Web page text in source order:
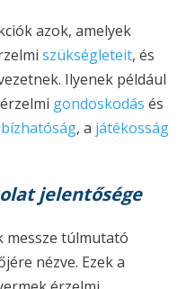
azok, amelyek
szükségleteit, és
Ilyenek például
gondoskodás és
, a játékosság
jelentősége
messze túlmutató
nézve. Ezek a